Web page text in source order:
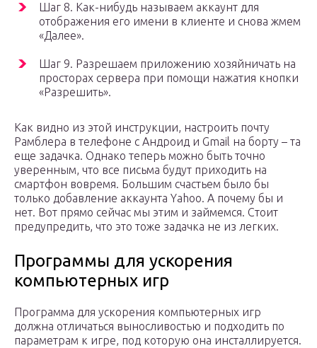
Шаг 8. Как-нибудь называем аккаунт для
отображения его имени в клиенте и снова жмем
«Далее».
Шаг 9. Разрешаем приложению хозяйничать на
просторах сервера при помощи нажатия кнопки
«Разрешить».
Как видно из этой инструкции, настроить почту
Рамблера в телефоне с Андроид и Gmail на борту – та
еще задачка. Однако теперь можно быть точно
уверенным, что все письма будут приходить на
смартфон вовремя. Большим счастьем было бы
только добавление аккаунта Yahoo. А почему бы и
нет. Вот прямо сейчас мы этим и займемся. Стоит
предупредить, что это тоже задачка не из легких.
Программы для ускорения
компьютерных игр
Программа для ускорения компьютерных игр
должна отличаться выносливостью и подходить по
параметрам к игре, под которую она инсталлируется.